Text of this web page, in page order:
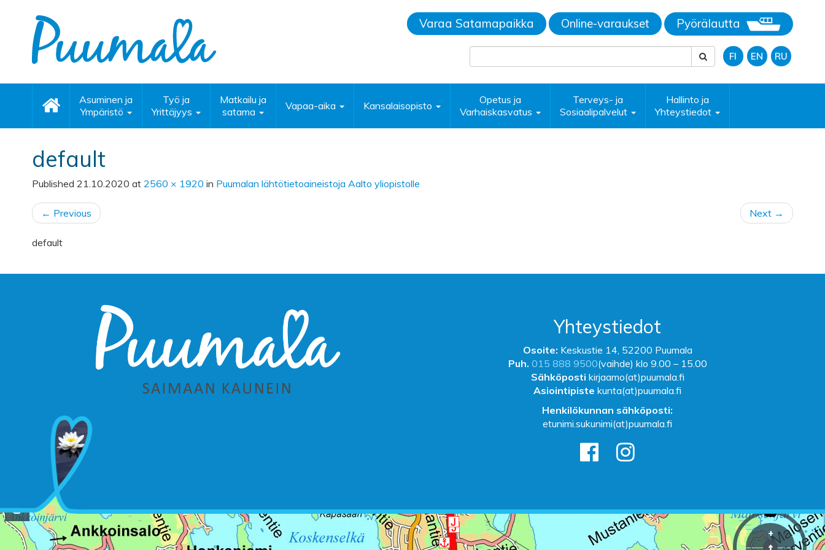
Varaa Satamapaikka Online-varaukset Pyörälautta
FI EN RU
Asuminen ja
Ympäristö
Työ ja
Yrittäjyys
Matkailu ja
satama
Vapaa-aika Kansalaisopisto
Opetus ja
Varhaiskasvatus
Terveys- ja
Sosiaalipalvelut
Hallinto ja
Yhteystiedot
default
Published 21.10.2020 at 2560 × 1920 in Puumalan lähtötietoaineistoja Aalto yliopistolle
← Previous Next →
default
Yhteystiedot
Osoite: Keskustie 14, 52200 Puumala
Puh. 015 888 9500(vaihde) klo 9.00 – 15.00
Sähköposti kirjaamo(at)puumala.fi
Asiointipiste kunta(at)puumala.fi
Henkilökunnan sähköposti:
etunimi.sukunimi(at)puumala.fi